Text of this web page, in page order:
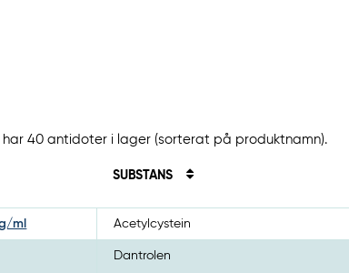
har 40 antidoter i lager (sorterat på produktnamn).
SUBSTANS
ml Acetylcystein
Dantrolen